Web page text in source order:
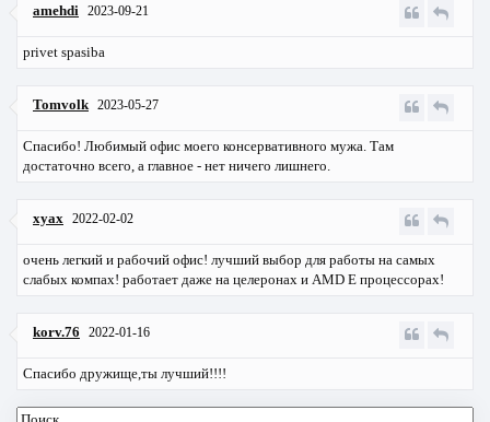
amehdi 2023-09-21
privet spasiba
Tomvolk 2023-05-27
Спасибо! Любимый офис моего консервативного мужа. Там
достаточно всего, а главное - нет ничего лишнего.
xyax 2022-02-02
очень легкий и рабочий офис! лучший выбор для работы на самых
слабых компах! работает даже на целеронах и AMD E процессорах!
korv.76 2022-01-16
Спасибо дружище,ты лучший!!!!